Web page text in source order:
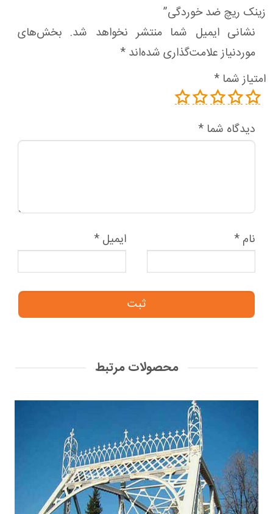
زینک ریچ ضد خوردگی”
نشانی ایمیل شما منتشر نخواهد شد. بخش‌های
موردنیاز علامت‌گذاری شده‌اند *
امتیاز شما *
دیدگاه شما *
نام * ایمیل *
محصولات مرتبط